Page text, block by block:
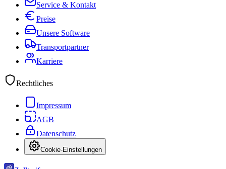
Service & Kontakt
Preise
Unsere Software
Transportpartner
Karriere
Rechtliches
Impressum
AGB
Datenschutz
Cookie-Einstellungen